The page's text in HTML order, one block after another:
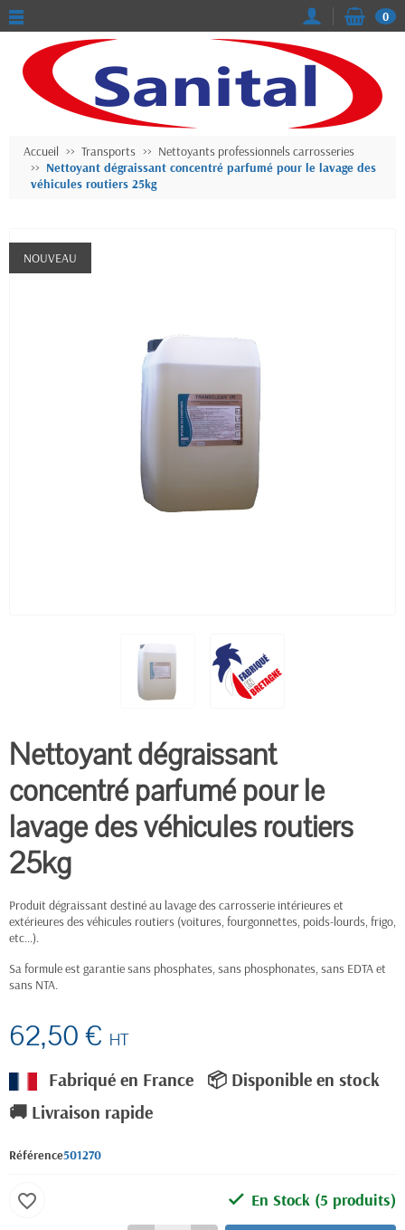
0
Accueil Transports
Nettoyants professionnels carrosseries
Nettoyant dégraissant concentré parfumé pour le lavage des
véhicules routiers 25kg
NOUVEAU
Nettoyant dégraissant
concentré parfumé pour le
lavage des véhicules routiers
25kg
Produit dégraissant destiné au lavage des carrosserie intérieures et
extérieures des véhicules routiers (voitures, fourgonnettes, poids-lourds, frigo,
etc…).
Sa formule est garantie sans phosphates, sans phosphonates, sans EDTA et
sans NTA.
62,50 € HT
Fabriqué en France 📦 Disponible en stock
🚚 Livraison rapide
Référence501270
En Stock (5 produits)
favorite_border